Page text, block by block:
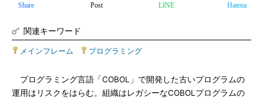
Share Post LINE Hatena
関連キーワード
メインフレーム プログラミング
プログラミング言語「COBOL」で開発した古いプログラムの
運用はリスクをはらむ。組織はレガシーなCOBOLプログラムの